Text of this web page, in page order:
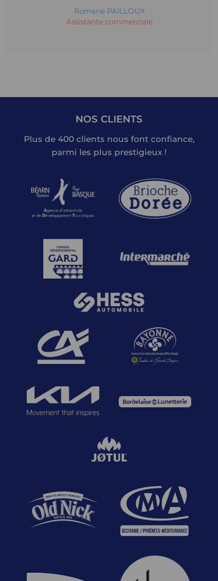
Romane PAILLOUX
Assistante commerciale
NOS CLIENTS
Plus de 400 clients nous font confiance,
parmi les plus prestigieux !